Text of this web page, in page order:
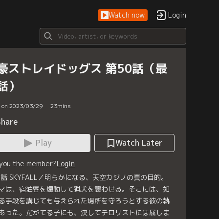
Watch now Login
ストレイドッグス 第50話（最
）
on 2023/03/29 23mins
Play
Watch Later
the member?Login
SKYFALL／明らかになる、天空カジノの真の目的。
は、宿泊客を煽動して猟犬を襲わせる。そこには、如
手段を講じても与えられた場所を守ろうとする彼の執
った。だがてる子にも、決してテロリストには屈しま